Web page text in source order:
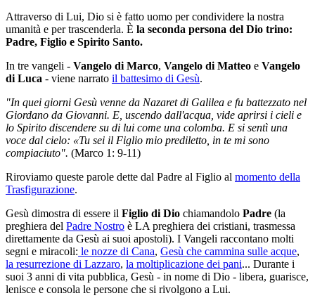
Attraverso di Lui, Dio si è fatto uomo per condividere la nostra
umanità e per trascenderla. È la seconda persona del Dio trino:
Padre, Figlio e Spirito Santo.
In tre vangeli - Vangelo di Marco, Vangelo di Matteo e Vangelo
di Luca - viene narrato il battesimo di Gesù.
"In quei giorni Gesù venne da Nazaret di Galilea e fu battezzato nel
Giordano da Giovanni. E, uscendo dall'acqua, vide aprirsi i cieli e
lo Spirito discendere su di lui come una colomba. E si sentì una
voce dal cielo: «Tu sei il Figlio mio prediletto, in te mi sono
compiaciuto". (Marco 1: 9-11)
Riroviamo queste parole dette dal Padre al Figlio al momento della
Trasfigurazione.
Gesù dimostra di essere il Figlio di Dio chiamandolo Padre (la
preghiera del Padre Nostro è LA preghiera dei cristiani, trasmessa
direttamente da Gesù ai suoi apostoli). I Vangeli raccontano molti
segni e miracoli: le nozze di Cana, Gesù che cammina sulle acque,
la resurrezione di Lazzaro, la moltiplicazione dei pani... Durante i
suoi 3 anni di vita pubblica, Gesù - in nome di Dio - libera, guarisce,
lenisce e consola le persone che si rivolgono a Lui.